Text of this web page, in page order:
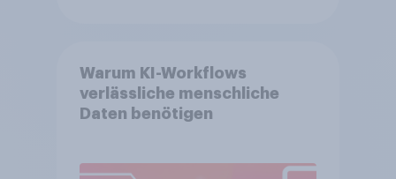
Warum KI-Workflows
verlässliche menschliche
Daten benötigen